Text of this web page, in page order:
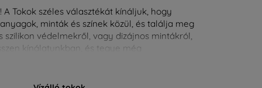
Tokok széles választékát kínáljuk, hogy
minták és színek közül, és találja meg
védelmekről, vagy dizájnos mintákról,
kínálatunkban, és tegye még